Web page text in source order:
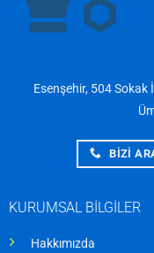
Esenşehir, 504 Sokak
BİZİ
KURUMSAL BİLGİLER
Hakkımızda